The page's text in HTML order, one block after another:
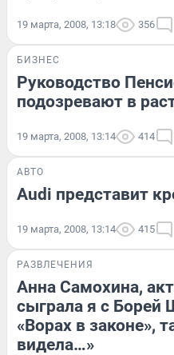
19 марта, 2008, 13:18 356
БИЗНЕС
Руководство
подозревают в
19 марта, 2008, 13:14 414
АВТО
Audi представит
19 марта, 2008, 13:14 415
РАЗВЛЕЧЕНИЯ
Анна Самохина,
сыграла я с
«Ворах в законе»,
видела…»